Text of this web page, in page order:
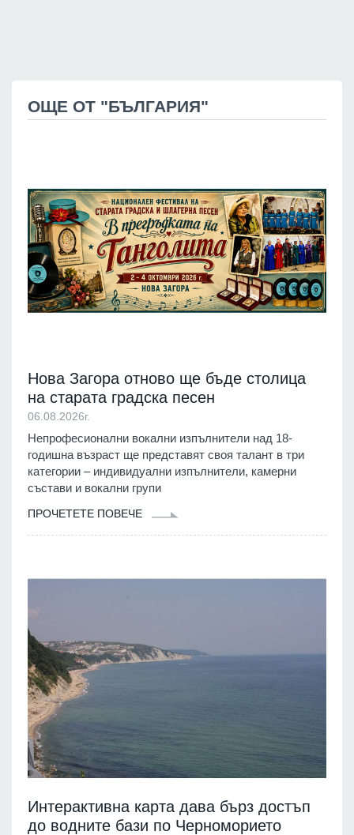
ОЩЕ ОТ "БЪЛГАРИЯ"
Нова Загора отново ще бъде столица
на старата градска песен
06.08.2026г.
Непрофесионални вокални изпълнители над 18-
годишна възраст ще представят своя талант в три
категории – индивидуални изпълнители, камерни
състави и вокални групи
ПРОЧЕТЕТЕ ПОВЕЧЕ
Интерактивна карта дава бърз достъп
до водните бази по Черноморието